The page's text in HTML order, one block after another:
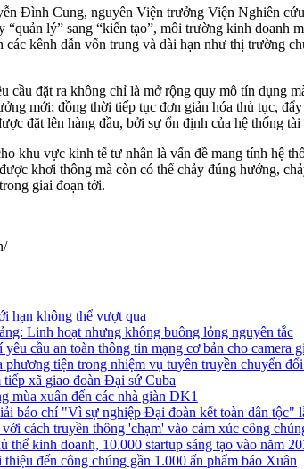
Đình Cung, nguyên Viện trưởng Viện Nghiên
lý” sang “kiến tạo”, môi trường kinh doanh
kênh dẫn vốn trung và dài hạn như thị trường
cầu đặt ra không chỉ là mở rộng quy mô tín dụng
mới; đồng thời tiếp tục đơn giản hóa thủ tục,
đặt lên hàng đầu, bởi sự ổn định của hệ thống
khu vực kinh tế tư nhân là vấn đề mang tính hệ
khơi thông mà còn có thể chảy đúng hướng,
giai đoạn tới.
hạn không thể vượt qua
Linh hoạt nhưng không buông lỏng nguyên tắc
cầu an toàn thông tin mạng cơ bản cho camera
phương tiện trong nhiệm vụ tuyên truyền chuyển
xã giao đoàn Đại sứ Cuba
mùa xuân đến các nhà giàn DK1
báo chí "Vì sự nghiệp Đại đoàn kết toàn dân tộc"
cách truyền thông 'chạm' vào cảm xúc công
thể kinh doanh, 10.000 startup sáng tạo vào năm
đến công chúng gần 1.000 ấn phẩm báo Xuân